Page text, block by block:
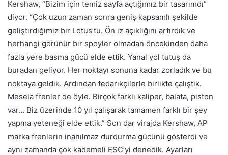
Kershaw, “Bizim için temiz sayfa açtığımız bir tasarımdı”
diyor. “Çok uzun zaman sonra geniş kapsamlı şekilde
geliştirdiğimiz bir Lotus’tu. Ön iz açıklığını artırdık ve
herhangi görünür bir spoyler olmadan öncekinden daha
fazla yere basma gücü elde ettik. Yanal yol tutuş da
buradan geliyor. Her noktayı sonuna kadar zorladık ve bu
noktaya geldik. Ardından tedarikçilerle birlikte çalıştık.
Mesela frenler de öyle. Birçok farklı kaliper, balata, piston
var… Biz üzerinde 10 yıl çalışarak tamamen farklı bir şey
yapma yeteneği elde ettik.” Son dar virajda Kershaw, AP
marka frenlerin inanılmaz durdurma gücünü gösterdi ve
aynı zamanda çok kademeli ESC’yi denedik. Ayarları